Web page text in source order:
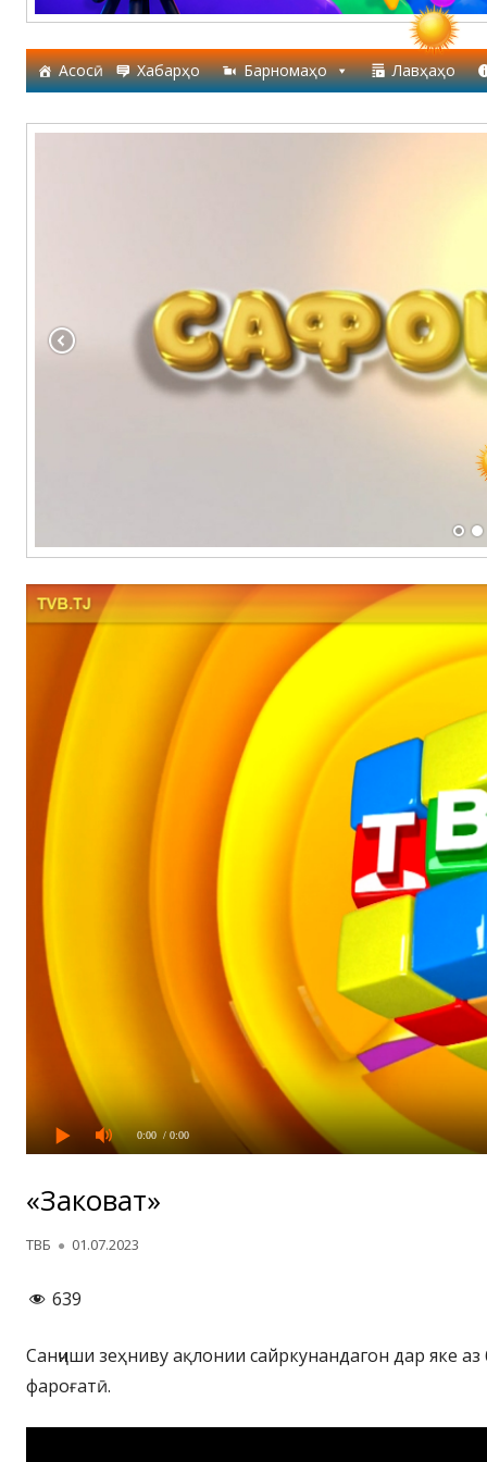
Асосӣ Хабарҳо Барномаҳо Лавҳаҳо
0:00 / 0:00
«Заковат»
Автор
ТВБ Опубликовано
01.07.2023
639
Санҷиши зеҳниву ақлонии сайркунандагон дар яке
фароғатӣ.